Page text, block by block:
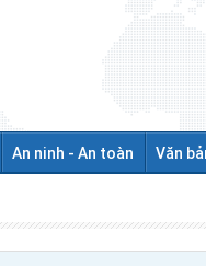
An ninh - An toàn Văn